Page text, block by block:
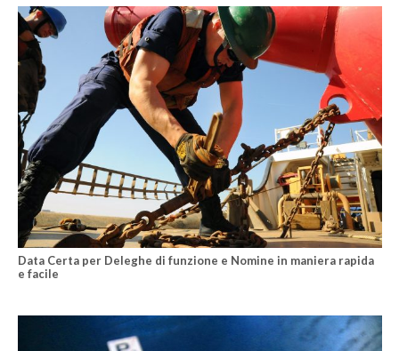
Data Certa per Deleghe di funzione e Nomine in maniera rapida
e facile